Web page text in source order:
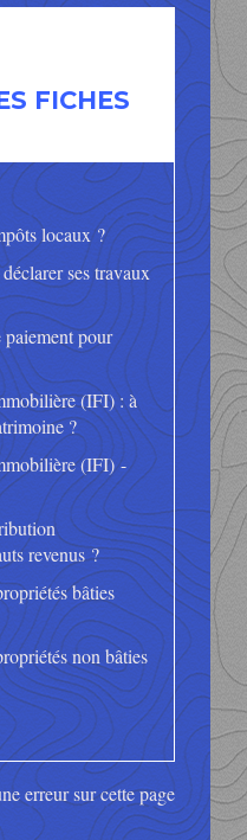
FICHES
locaux ?
ses travaux
pour
(IFI) : à
?
(IFI) -
revenus ?
bâties
non bâties
erreur sur cette page